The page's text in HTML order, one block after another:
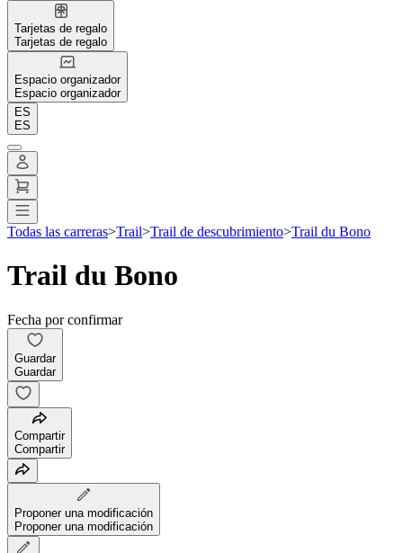
Tarjetas de regalo
Tarjetas de regalo
Espacio organizador
Espacio organizador
ES
ES
Todas las carreras>Trail>Trail de descubrimiento>Trail du Bono
Trail du Bono
Fecha por confirmar
Guardar
Guardar
Compartir
Compartir
Proponer una modificación
Proponer una modificación